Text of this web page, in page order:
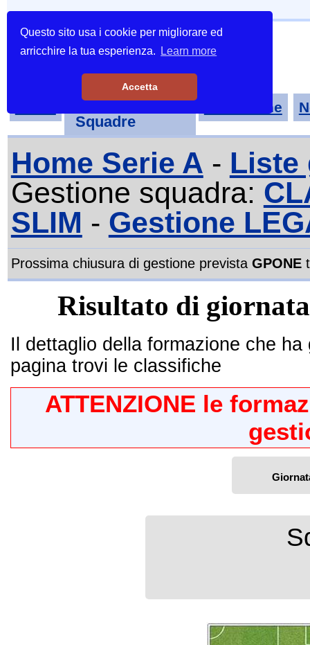
Questo sito usa i cookie per migliorare ed
arricchire la tua esperienza.
Learn more
Accetta
Tornei-
Squadre
Classifiche
Home Serie A - Liste
Gestione squadra:
SLIM - Gestione
Prossima chiusura di gestione prevista GPONE
Risultato di
Il dettaglio della formazione che
pagina trovi le classifiche
ATTENZIONE le